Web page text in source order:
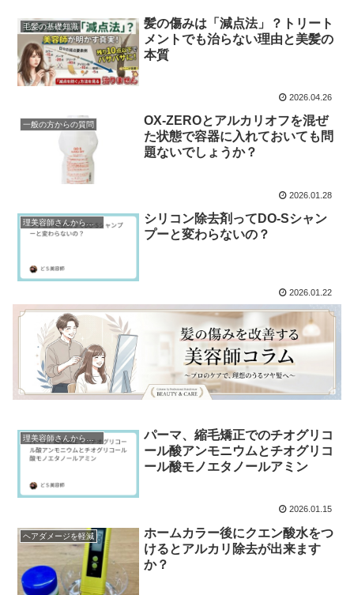
毛髪の基礎知識
髪の傷みは「減点法」？トリート
メントでも治らない理由と美髪の
本質
2026.04.26
一般の方からの質問
OX-ZEROとアルカリオフを混ぜ
た状態で容器に入れておいても問
題ないでしょうか？
2026.01.28
理美容師さんからの質問
シリコン除去剤ってDO-Sシャン
プーと変わらないの？
2026.01.22
理美容師さんからの質問
パーマ、縮毛矯正でのチオグリコ
ール酸アンモニウムとチオグリコ
ール酸モノエタノールアミン
2026.01.15
ヘアダメージを軽減
ホームカラー後にクエン酸水をつ
けるとアルカリ除去が出来ます
か？